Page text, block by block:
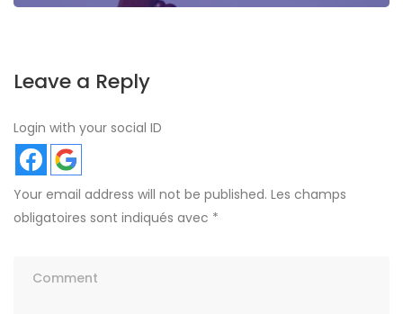
Leave a Reply
Login with your social ID
Your email address will not be published. Les champs
obligatoires sont indiqués avec *